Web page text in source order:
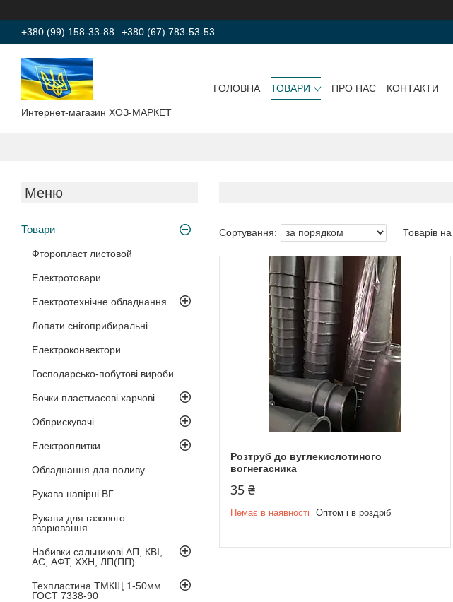
+380 (99) 158-33-88 +380 (67) 783-53-53
Интернет-магазин ХОЗ-МАРКЕТ
ГОЛОВНА ТОВАРИ ПРО НАС КОНТАКТИ
Товари
Фторопласт листовой
Електротовари
Електротехнічне обладнання
Лопати снігоприбиральні
Електроконвектори
Господарсько-побутові вироби
Бочки пластмасові харчові
Обприскувачі
Електроплитки
Обладнання для поливу
Рукава напірні ВГ
Рукави для газового
зварювання
Набивки сальникові АП, КВІ,
АС, АФТ, ХХН, ЛП(ПП)
Техпластина ТМКЩ 1-50мм
ГОСТ 7338-90
Розтруб до вуглекислотиного
вогнегасника
35 ₴
Немає в наявності Оптом і в роздріб